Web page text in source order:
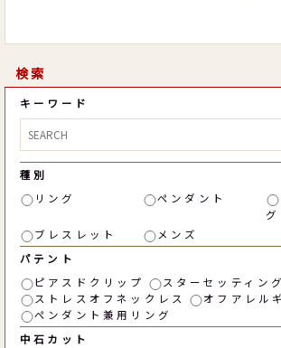
検索
キーワード
種別
リング
ペンダント
グ
ブレスレット
メンズ
パテント
ピアスドクリップ
スターセッティング
ストレスオフネックレス
オフアレル
ペンダント兼用リング
中石カット